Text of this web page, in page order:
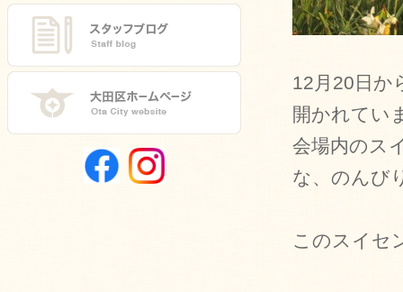
12月20日か
開かれてい
会場内のス
な、のんび
このスイセ